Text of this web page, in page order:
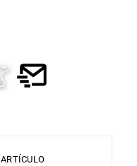
ARTÍCULO